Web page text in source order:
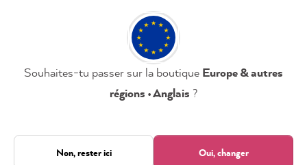
Politique de confidentialité
Mentions légales
Paramètres
Uniquement nécessaire
Partager
Anonym
Client vérifié
La peinture est facile à traiter et à appliquer.
L'odeur est subtile mais persiste un moment.
Souhaites-tu passer sur la boutique Europe & autres
régions • Anglais ?
Non, rester ici Oui, changer